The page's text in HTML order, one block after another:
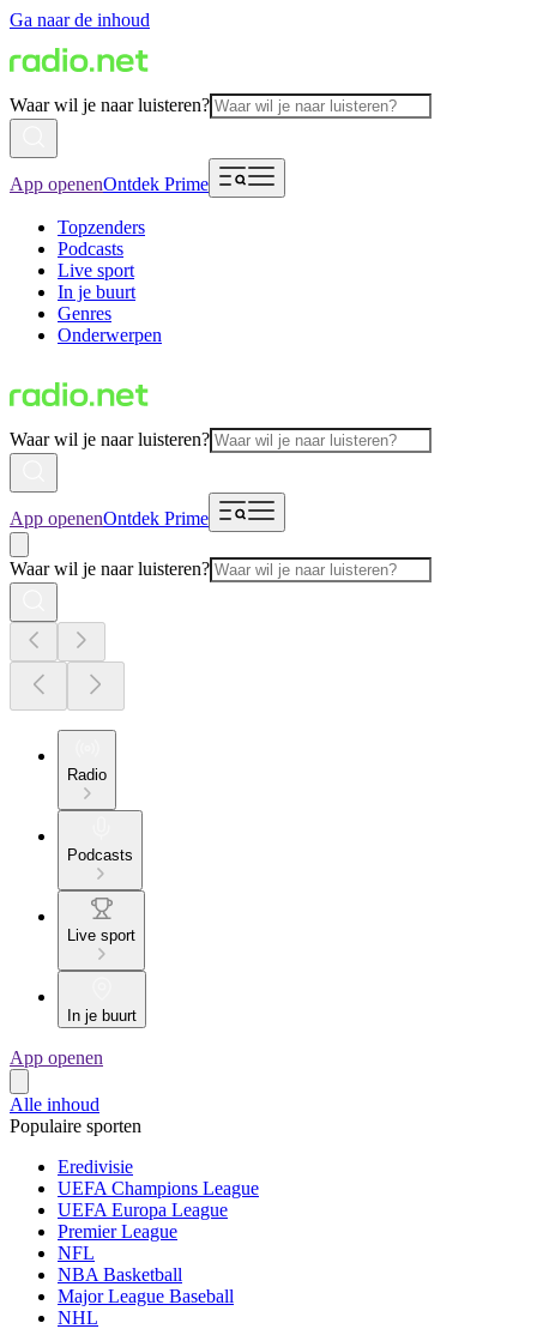
Ga naar de inhoud
Waar wil je naar luisteren?
App openenOntdek Prime
Topzenders
Podcasts
Live sport
In je buurt
Genres
Onderwerpen
Waar wil je naar luisteren?
App openenOntdek Prime
Waar wil je naar luisteren?
Radio
Podcasts
Live sport
In je buurt
App openen
Alle inhoud
Populaire sporten
Eredivisie
UEFA Champions League
UEFA Europa League
Premier League
NFL
NBA Basketball
Major League Baseball
NHL